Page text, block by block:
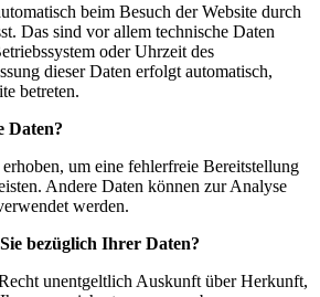
beim Besuch der Website durch
Das sind vor allem technische Daten
oder Uhrzeit des
dieser Daten erfolgt automatisch,
betreten.
Daten?
um eine fehlerfreie Bereitstellung
Andere Daten können zur Analyse
werden.
bezüglich Ihrer Daten?
unentgeltlich Auskunft über Herkunft,